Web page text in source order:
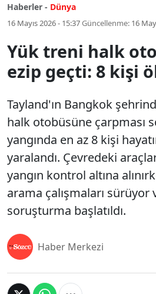
Haberler - Dünya
16 Mayıs 2026 - 15:37Güncellenme: 16
Yük treni halk
ezip geçti: 8 kişi
Tayland'ın Bangkok
halk otobüsüne çarpması
yangında en az 8 kişi
yaralandı. Çevredeki
yangın kontrol altına
arama çalışmaları sürüyor
soruşturma başlatıldı.
Haber Merkezi